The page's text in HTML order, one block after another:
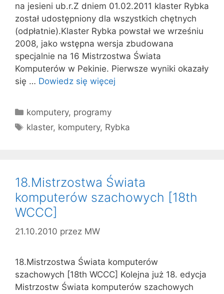
na jesieni ub.r.Z dniem 01.02.2011 klaster Rybka
został udostępniony dla wszystkich chętnych
(odpłatnie).Klaster Rybka powstał we wrześniu
2008, jako wstępna wersja zbudowana
specjalnie na 16 Mistrzostwa Świata
Komputerów w Pekinie. Pierwsze wyniki okazały
się … Dowiedz się więcej
Kategorie
komputery, programy
Tagi
klaster, komputery, Rybka
18.Mistrzostwa Świata
komputerów szachowych [18th
WCCC]
21.10.2010 przez MW
18.Mistrzostwa Świata komputerów
szachowych [18th WCCC] Kolejna już 18. edycja
Mistrzostw Świata komputerów szachowych